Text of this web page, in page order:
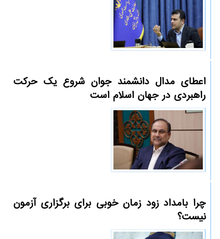
اعطای مدال دانشمند جوان شروع یک حرکت
راهبردی در جهان اسلام است
چرا بامداد زود زمان خوبی برای برگزاری آزمون
نیست؟